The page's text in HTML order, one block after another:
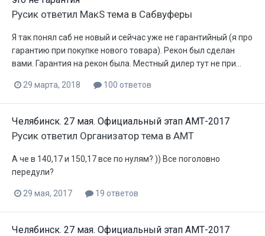
Русик ответил МакS тема в Сабвуферы
Я так понял саб не новый и сейчас уже не гарантийный (я про
гарантию при покупке нового товара). Рекон был сделан
вами. Гарантия на рекон была. Местный дилер тут не при...
29 марта, 2018 100 ответов
Челябинск. 27 мая. Официальный этап АМТ-2017
Русик ответил Организатор тема в АМТ
А че в 140,17 и 150,17 все по нулям? )) Все поголовно
передули?
29 мая, 2017 19 ответов
Челябинск. 27 мая. Официальный этап АМТ-2017